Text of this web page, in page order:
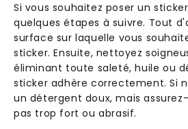
Si vous souhaitez poser un
quelques étapes à suivre. Tout
surface sur laquelle vous
sticker. Ensuite, nettoyez
éliminant toute saleté, huile ou
sticker adhère correctement. Si
un détergent doux, mais
pas trop fort ou abrasif.